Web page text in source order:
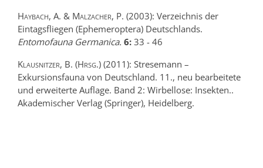
Haybach, A. & Malzacher, P.(2003):Verzeichnis der
Eintagsfliegen (Ephemeroptera) Deutschlands.
Entomofauna Germanica.6:33 -46
Klausnitzer, B. (Hrsg.)(2011):Stresemann –
Exkursionsfauna von Deutschland. 11., neu bearbeitete
und erweiterte Auflage. Band 2: Wirbellose: Insekten..
Akademischer Verlag (Springer), Heidelberg.